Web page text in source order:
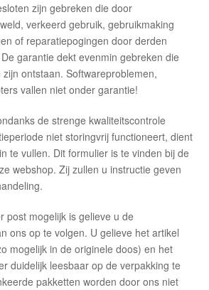
zijn gebreken die door
verkeerd gebruik, gebruikmaking
of reparatiepogingen door derden
garantie dekt evenmin gebreken die
ontstaan. Softwareproblemen,
vallen niet onder garantie!
de strenge kwaliteitscontrole
niet storingvrij functioneert, dient
te vullen. Dit formulier is te vinden bij de
webshop. Zij zullen u instructie geven
post mogelijk is gelieve u de
ons op te volgen. U gelieve het artikel
mogelijk in de originele doos) en het
duidelijk leesbaar op de verpakking te
pakketten worden door ons niet